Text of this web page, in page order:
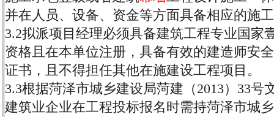
并在人员、设备、资金等方面具备相应的施
3.2拟派项目经理必须具备建筑工程专业国家
资格且在本单位注册，具备有效的建造师安
证书，且不得担任其他在施建设工程项目。
3.3根据菏泽市城乡建设局菏建（2013）33号
建筑业企业在工程投标报名时需持菏泽市城